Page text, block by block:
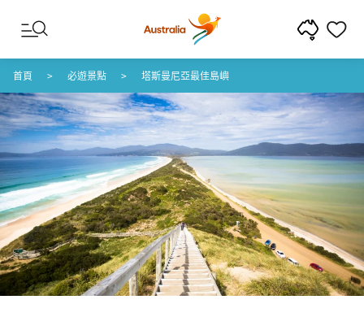
跳至內容
跳至頁尾導覽
首頁 必遊景點 塔斯曼尼亞最佳島嶼